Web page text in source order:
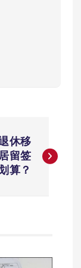
休移
留签
算？